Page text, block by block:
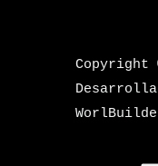
Copyright